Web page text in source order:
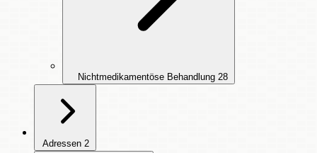
Nichtmedikamentöse Behandlung 28
Adressen 2